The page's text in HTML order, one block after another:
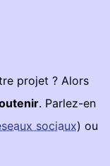
projet ? Alors
. Parlez-en
sociaux) ou